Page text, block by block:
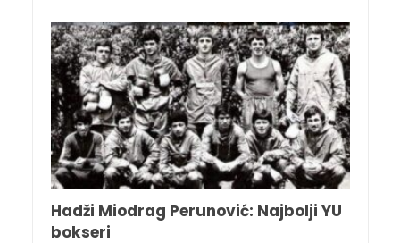
Hadži Miodrag Perunović: Najbolji YU
bokseri